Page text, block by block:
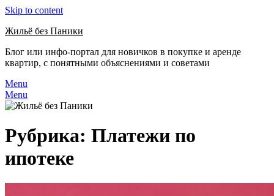
Skip to content
Жильё без Паники
Блог или инфо-портал для новичков в покупке и аренде
квартир, с понятными объяснениями и советами
Menu
Menu
Рубрика: Платежи по
ипотеке